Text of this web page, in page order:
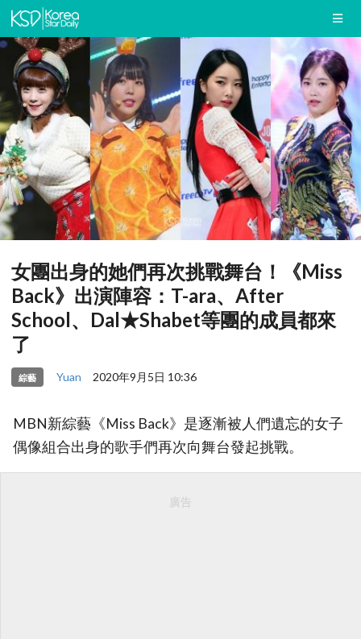
女團出身的她們再次挑戰舞台！《Miss
Back》出演陣容：T-ara、After
School、Dal★Shabet等團的成員都來
了
綜藝 Yuan 2020年9月5日 10:36
MBN新綜藝《Miss Back》是逐漸被人們遺忘的女子
偶像組合出身的歌手們再次向舞台發起挑戰。
廣告